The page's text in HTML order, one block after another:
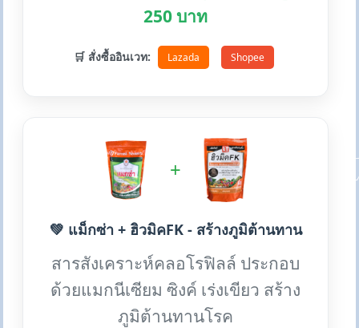
250 บาท
🛒 สั่งซื้ออินเวท: Lazada Shopee
+
💚 แม็กซ่า + ฮิวมิคFK - สร้างภูมิต้านทาน
สารสังเคราะห์คลอโรฟิลล์ ประกอบ
ด้วยแมกนีเซียม ซิงค์ เร่งเขียว สร้าง
ภูมิต้านทานโรค